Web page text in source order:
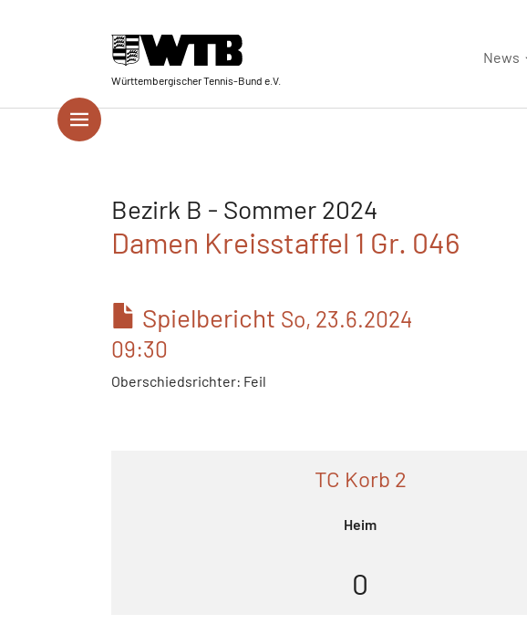
Württembergischer Tennis-Bund e.V.
News
Bezirk B - Sommer 2024
Damen Kreisstaffel 1 Gr. 046
Spielbericht So, 23.6.2024
09:30
Oberschiedsrichter: Feil
TC Korb 2
Heim
0